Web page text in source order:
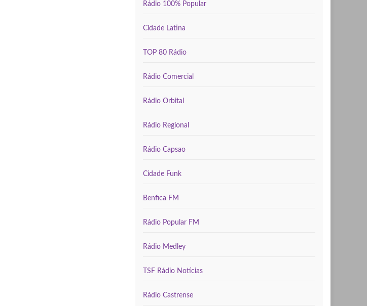
Rádio 100% Popular
Cidade Latina
TOP 80 Rádio
Rádio Comercial
Rádio Orbital
Rádio Regional
Rádio Capsao
Cidade Funk
Benfica FM
Rádio Popular FM
Rádio Medley
TSF Rádio Notícias
Rádio Castrense